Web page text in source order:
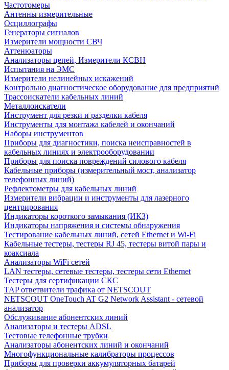
Частотомеры
Антенны измерительные
Осциллографы
Генераторы сигналов
Измерители мощности СВЧ
Аттенюаторы
Анализаторы цепей, Измерители КСВН
Испытания на ЭМС
Измерители нелинейных искажений
Контрольно диагностическое оборудование для предприятий
Трассоискатели кабельных линий
Металлоискатели
Инструмент для резки и разделки кабеля
Инструменты для монтажа кабелей и окончаний
Наборы инструментов
Приборы для диагностики, поиска неисправностей в
кабельных линиях и электрооборудовании
Приборы для поиска повреждений силового кабеля
Кабельные приборы (измерительный мост, анализатор
телефонных линий)
Рефлектометры для кабельных линий
Измерители вибрации и инструменты для лазерного
центрирования
Индикаторы короткого замыкания (ИКЗ)
Индикаторы напряжения и системы обнаружения
Тестирование кабельных линий, сетей Ethernet и Wi-Fi
Кабельные тестеры, тестеры RJ 45, тестеры витой пары и
коаксиала
Анализаторы WiFi сетей
LAN тестеры, сетевые тестеры, тестеры сети Ethernet
Тестеры для сертификации СКС
TAP ответвители трафика от NETSCOUT
NETSCOUT OneTouch AT G2 Network Assistant - сетевой
анализатор
Обслуживание абонентских линий
Анализаторы и тестеры ADSL
Тестовые телефонные трубки
Анализаторы абонентских линий и окончаний
Многофункциональные калибраторы процессов
Приборы для проверки аккумуляторных батарей